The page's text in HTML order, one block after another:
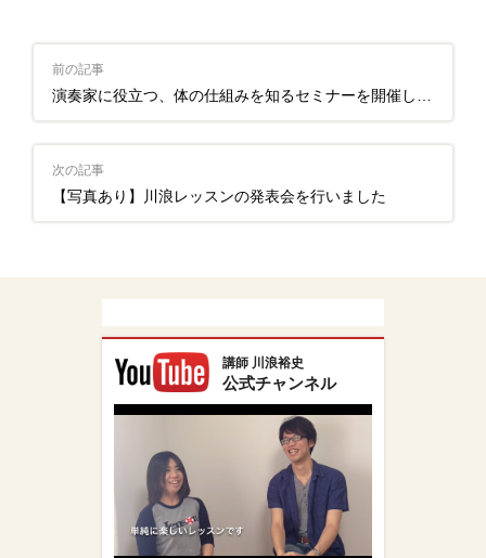
前の記事
演奏家に役立つ、体の仕組みを知るセミナーを開催します。
次の記事
【写真あり】川浪レッスンの発表会を行いました
講師 川浪裕史
公式チャンネル